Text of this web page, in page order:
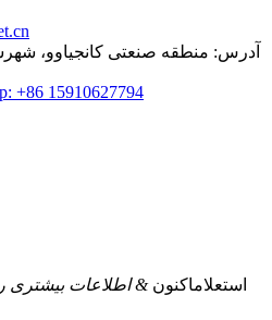
آدرس: منطقه صنعتی کانجیاوو،
+86 15910627794
استعلاماکنون & اطلاعات بیشتری